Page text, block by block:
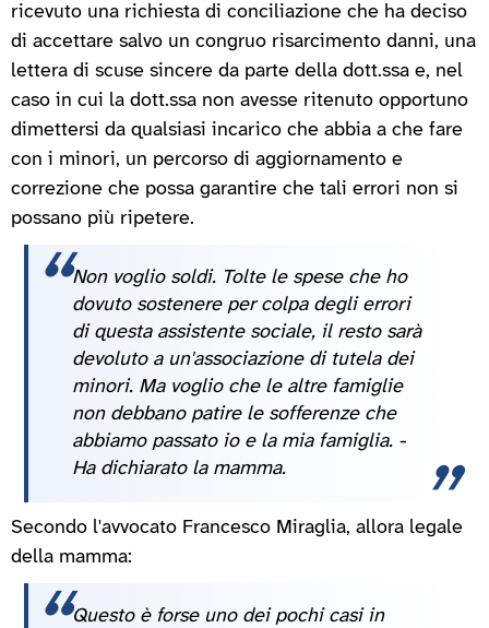
ricevuto una richiesta di conciliazione che ha deciso
di accettare salvo un congruo risarcimento danni, una
lettera di scuse sincere da parte della dott.ssa e, nel
caso in cui la dott.ssa non avesse ritenuto opportuno
dimettersi da qualsiasi incarico che abbia a che fare
con i minori, un percorso di aggiornamento e
correzione che possa garantire che tali errori non si
possano più ripetere.
Non voglio soldi. Tolte le spese che ho
dovuto sostenere per colpa degli errori
di questa assistente sociale, il resto sarà
devoluto a un'associazione di tutela dei
minori. Ma voglio che le altre famiglie
non debbano patire le sofferenze che
abbiamo passato io e la mia famiglia. -
Ha dichiarato la mamma.
Secondo l'avvocato Francesco Miraglia, allora legale
della mamma:
Questo è forse uno dei pochi casi in